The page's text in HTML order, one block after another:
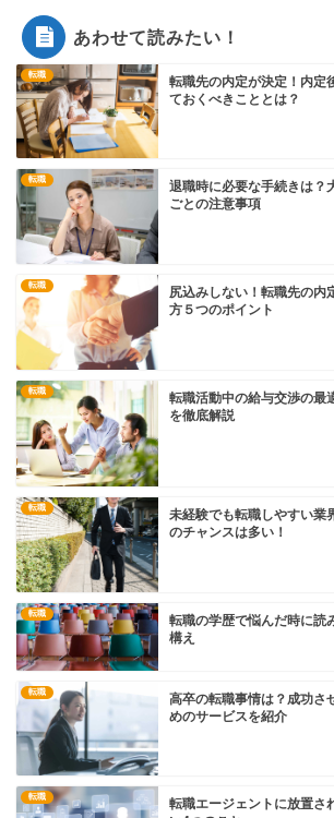
あわせて読みたい！
転職
転職先の内定が決定！内定
ておくべきこととは？
転職
退職時に必要な手続きは？
ごとの注意事項
転職
尻込みしない！転職先の内
方５つのポイント
転職
転職活動中の給与交渉の最
を徹底解説
転職
未経験でも転職しやすい業
のチャンスは多い！
転職
転職の学歴で悩んだ時に読
構え
転職
高卒の転職事情は？成功さ
めのサービスを紹介
転職
転職エージェントに放置さ